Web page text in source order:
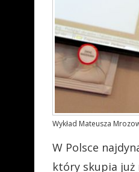
Wykład Mateusza
W Polsce
który skupia już